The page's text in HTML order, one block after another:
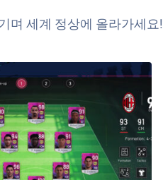
며 세계 정상에 올라가세요!